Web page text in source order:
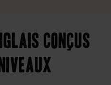
conçus